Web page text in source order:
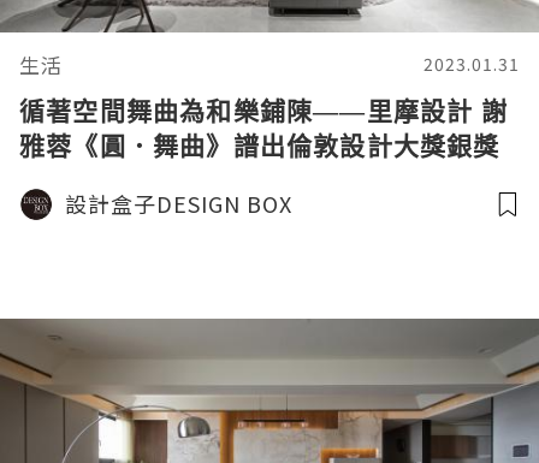
生活 2023.01.31
循著空間舞曲為和樂鋪陳——里摩設計 謝
雅蓉《圓．舞曲》譜出倫敦設計大獎銀獎
殊榮的律動生活
設計盒子DESIGN BOX